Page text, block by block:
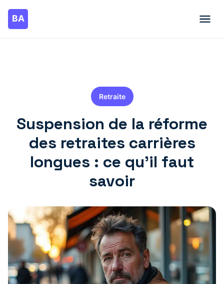
Retraite
Suspension de la réforme
des retraites carrières
longues : ce qu’il faut
savoir